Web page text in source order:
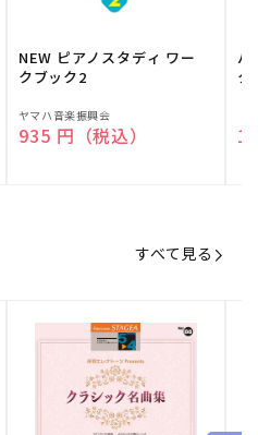
NEW ピアノスタディ ワー
クブック2
販
売
ヤマハ音楽振興会
通常価格
935 円（税込）
バ
ク
売
すべて見る